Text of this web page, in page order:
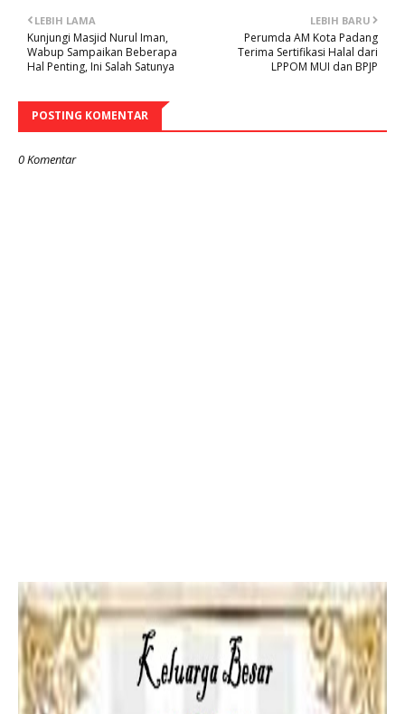
LEBIH BARU
Perumda AM Kota Padang
Terima Sertifikasi Halal dari
LPPOM MUI dan BPJP
LEBIH LAMA
Kunjungi Masjid Nurul Iman,
Wabup Sampaikan Beberapa
Hal Penting, Ini Salah Satunya
POSTING KOMENTAR
0 Komentar